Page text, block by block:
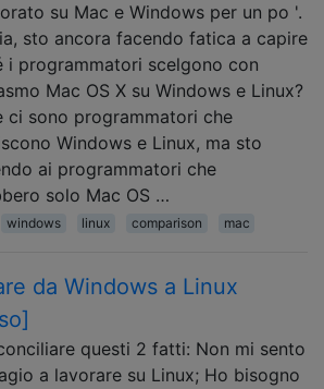
su Mac e Windows per un po '.
sto ancora facendo fatica a capire
i programmatori scelgono con
Mac OS X su Windows e Linux?
ci sono programmatori che
Windows e Linux, ma sto
ai programmatori che
solo Mac OS …
windows linux comparison mac
da Windows a Linux
questi 2 fatti: Non mi sento
a lavorare su Linux; Ho bisogno